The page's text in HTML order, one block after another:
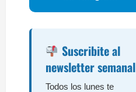
Suscribite al
newsletter semanal
Todos los lunes te